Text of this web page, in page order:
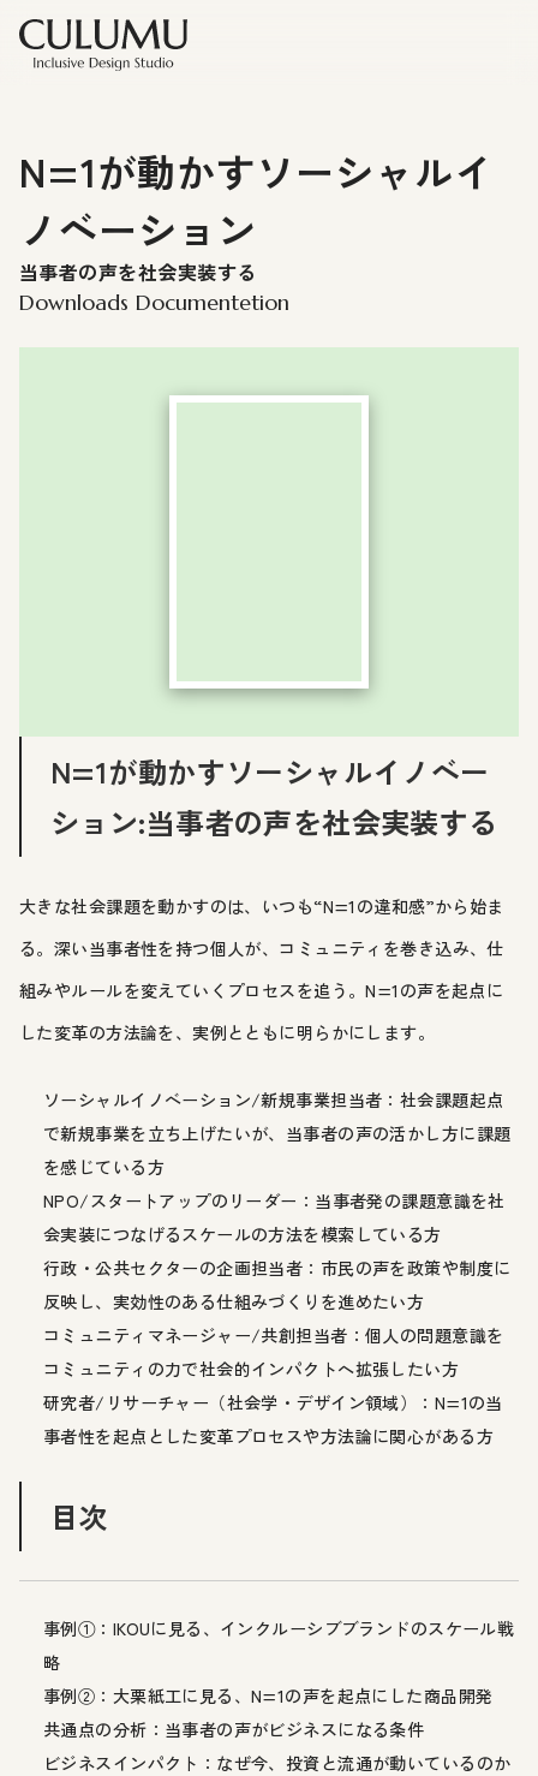
N=1が動かすソーシャルイ
ノベーション
当事者の声を社会実装する
Downloads Documentetion
N=1が動かすソーシャルイノベー
ション:当事者の声を社会実装する
大きな社会課題を動かすのは、いつも“N=1の違和感”から始ま
る。深い当事者性を持つ個人が、コミュニティを巻き込み、仕
組みやルールを変えていくプロセスを追う。N=1の声を起点に
した変革の方法論を、実例とともに明らかにします。
ソーシャルイノベーション/新規事業担当者：社会課題起点
で新規事業を立ち上げたいが、当事者の声の活かし方に課題
を感じている方
NPO/スタートアップのリーダー：当事者発の課題意識を社
会実装につなげるスケールの方法を模索している方
行政・公共セクターの企画担当者：市民の声を政策や制度に
反映し、実効性のある仕組みづくりを進めたい方
コミュニティマネージャー/共創担当者：個人の問題意識を
コミュニティの力で社会的インパクトへ拡張したい方
研究者/リサーチャー（社会学・デザイン領域）：N=1の当
事者性を起点とした変革プロセスや方法論に関心がある方
目次
事例①：IKOUに見る、インクルーシブブランドのスケール戦
略
事例②：大栗紙工に見る、N=1の声を起点にした商品開発
共通点の分析：当事者の声がビジネスになる条件
ビジネスインパクト：なぜ今、投資と流通が動いているのか